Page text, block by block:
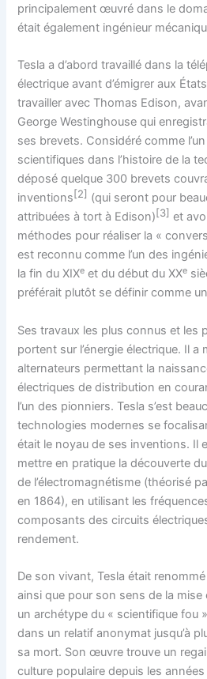
principalement œuvré dans le
était également ingénieur
Tesla a d’abord travaillé dans la
électrique avant d’émigrer aux
travailler avec Thomas Edison,
George Westinghouse qui
ses brevets. Considéré comme
scientifiques dans l’histoire de la
déposé quelque 300 brevets
inventions [2] (qui seront pour
attribuées à tort à Edison) [3] et
méthodes pour réaliser la «
est reconnu comme l’un des
la fin duXIXe et du début duXXe
préférait plutôt se définir comme
Ses travaux les plus connus et les
portent sur l’énergie électrique. Il
alternateurs permettant la
électriques de distribution en
l’un des pionniers. Tesla s’est
technologies modernes se
était le noyau de ses inventions. Il
mettre en pratique la découverte
de l’électromagnétisme (théorisé
en 1864), en utilisant les
composants des circuits
rendement.
De son vivant, Tesla était
ainsi que pour son sens de la
un archétype du « scientifique fou
dans un relatif anonymat jusqu’à
sa mort. Son œuvre trouve un
culture populaire depuis les